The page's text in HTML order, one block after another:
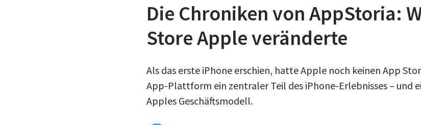
Die Chroniken von AppStoria:
Store Apple veränderte
Als das erste iPhone erschien, hatte Apple noch keinen App
App-Plattform ein zentraler Teil des iPhone-Erlebnisses – und
Apples Geschäftsmodell.